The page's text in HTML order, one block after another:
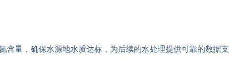
含量，确保水源地水质达标，为后续的水处理提供可靠的数据支